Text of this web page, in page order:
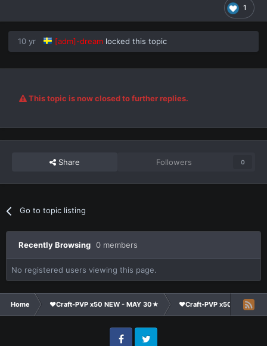
1
10 yr [adm]-dream locked this topic
This topic is now closed to further replies.
Share Followers 0
Go to topic listing
Recently Browsing 0 members
No registered users viewing this page.
Home ❤Craft-PVP x50 NEW - MAY 30★ ❤Craft-PVP x50★